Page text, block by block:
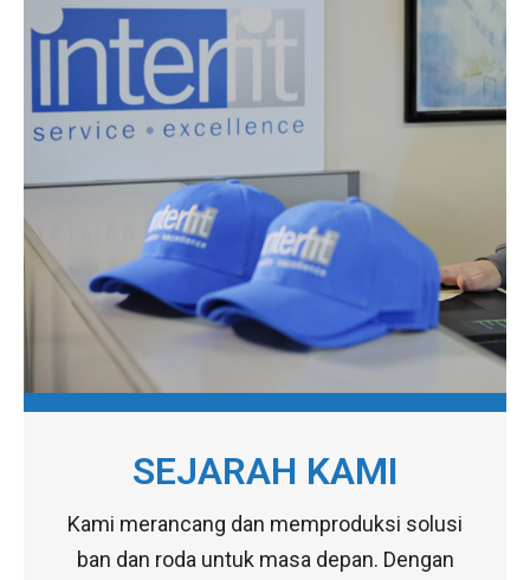
SEJARAH KAMI
Kami merancang dan memproduksi solusi
ban dan roda untuk masa depan. Dengan